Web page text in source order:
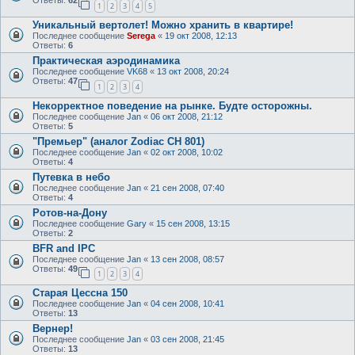
1 2 3 4 5
Уникальный вертолет! Можно хранить в квартире!
Последнее сообщение Serega « 19 окт 2008, 12:13
Ответы: 6
Практическая аэродинамика
Последнее сообщение VK68 « 13 окт 2008, 20:24
Ответы: 47
1 2 3 4
Некорректное поведение на рынке. Будте осторожны.
Последнее сообщение Jan « 06 окт 2008, 21:12
Ответы: 5
"Премьер" (аналог Zodiac CH 801)
Последнее сообщение Jan « 02 окт 2008, 10:02
Ответы: 4
Путевка в небо
Последнее сообщение Jan « 21 сен 2008, 07:40
Ответы: 4
Ротов-на-Дону
Последнее сообщение Gary « 15 сен 2008, 13:15
Ответы: 2
BFR and IPC
Последнее сообщение Jan « 13 сен 2008, 08:57
Ответы: 49
1 2 3 4
Старая Цессна 150
Последнее сообщение Jan « 04 сен 2008, 10:41
Ответы: 13
Вернер!
Последнее сообщение Jan « 03 сен 2008, 21:45
Ответы: 13